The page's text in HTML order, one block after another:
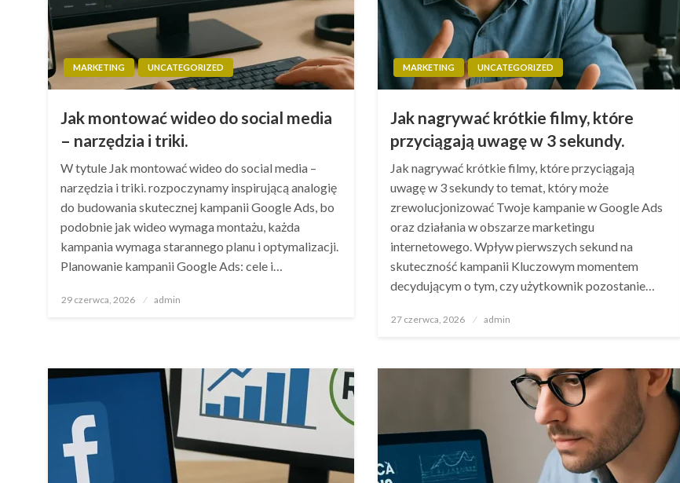
MARKETING UNCATEGORIZED
Jak montować wideo do social media
– narzędzia i triki.
W tytule Jak montować wideo do social media –
narzędzia i triki. rozpoczynamy inspirującą analogię
do budowania skutecznej kampanii Google Ads, bo
podobnie jak wideo wymaga montażu, każda
kampania wymaga starannego planu i optymalizacji.
Planowanie kampanii Google Ads: cele i…
Opublikowane
29 czerwca, 2026 admin
MARKETING UNCATEGORIZED
Jak nagrywać krótkie filmy, które
przyciągają uwagę w 3 sekundy.
Jak nagrywać krótkie filmy, które przyciągają
uwagę w 3 sekundy to temat, który może
zrewolucjonizować Twoje kampanie w Google Ads
oraz działania w obszarze marketingu
internetowego. Wpływ pierwszych sekund na
skuteczność kampanii Kluczowym momentem
decydującym o tym, czy użytkownik pozostanie…
Opublikowane
27 czerwca, 2026 admin